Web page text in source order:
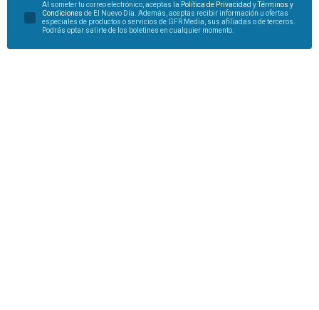
Al someter tu correo electrónico, aceptas la Política de Privacidad yTérminos y
Condiciones de El Nuevo Día. Además, aceptas recibir información u ofertas
especiales de productos o servicios de GFR Media, sus afiliadas o de terceros.
Podrás optar salirte de los boletines en cualquier momento.